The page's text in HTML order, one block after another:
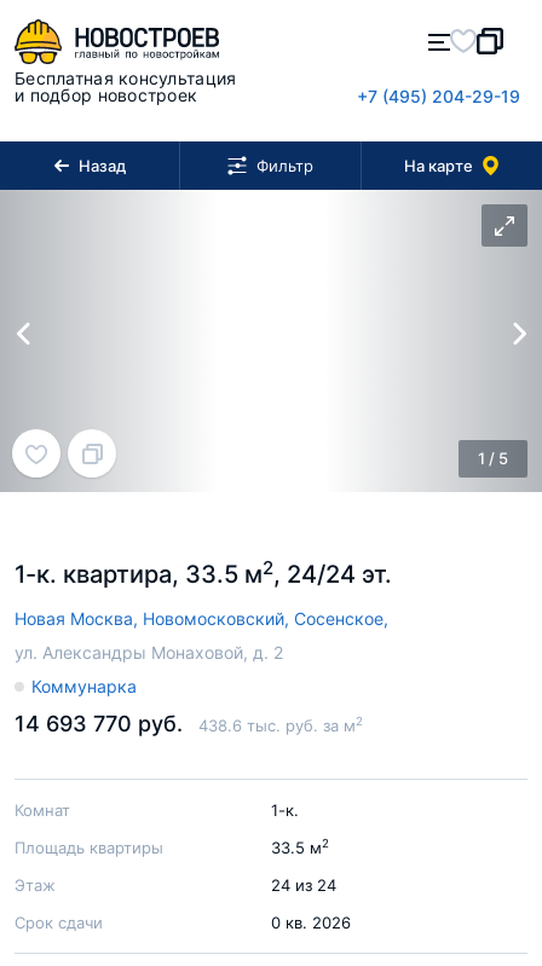
Бесплатная консультация
и подбор новостроек
+7 (495) 204-29-19
Назад Фильтр На карте
1-к. квартира, 33.5 м2, 24/24 эт.
Новая Москва, Новомосковский, Сосенское,
ул. Александры Монаховой, д. 2
Коммунарка
1 / 5
14 693 770 руб. 438.6 тыс. руб. за м2
Комнат
1-к.
Площадь квартиры
33.5 м2
Этаж
24 из 24
Срок сдачи
0 кв. 2026